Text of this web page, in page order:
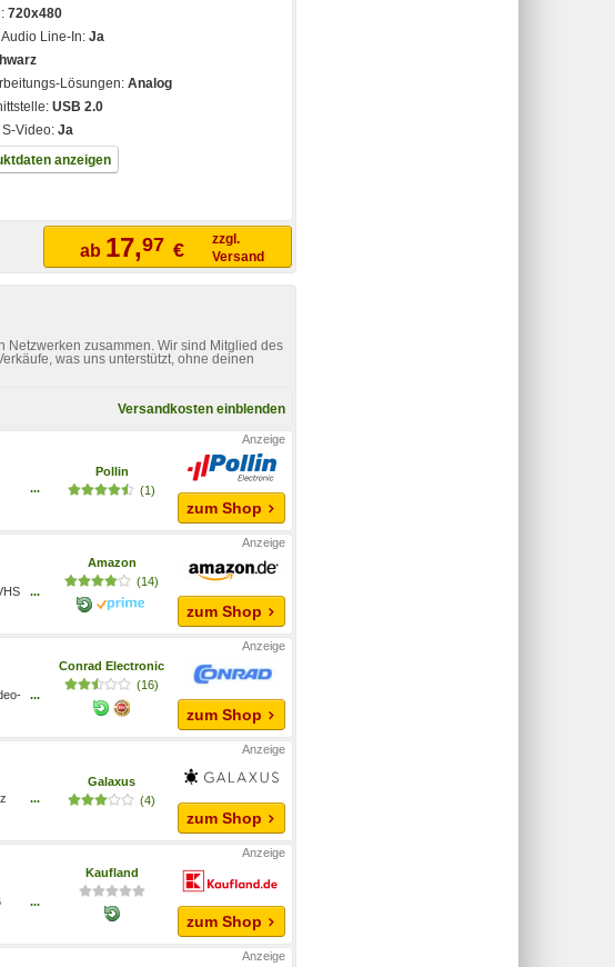
720x480
Audio Line-In:Ja
Lösungen:Analog
USB 2.0
S-Video:Ja
anzeigen
ab 17,97 €
zzgl.
Versand
zusammen. Wir sind Mitglied des
was uns unterstützt, ohne deinen
Versandkosten einblenden
...
Pollin
(1)
zum Shop
...
Amazon
(14)
zum Shop
...
Conrad Electronic
(16)
zum Shop
...
Galaxus
(4)
zum Shop
...
Kaufland
zum Shop